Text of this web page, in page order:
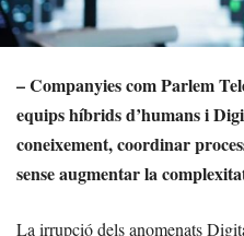
– Companyies com Parlem
equips híbrids d’humans i
coneixement, coordinar
sense augmentar la
La irrupció dels anomenats